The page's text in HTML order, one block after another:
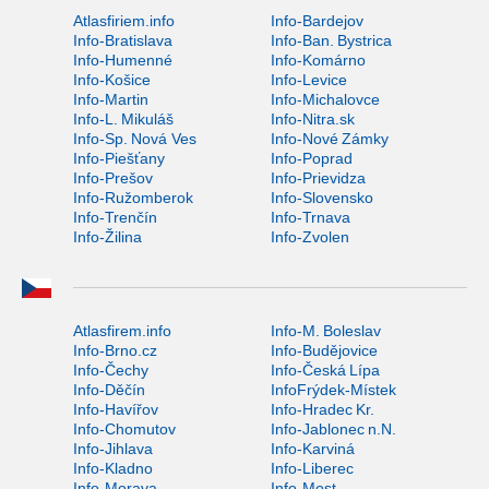
Atlasfiriem.info
Info-Bardejov
Info-Bratislava
Info-Ban. Bystrica
Info-Humenné
Info-Komárno
Info-Košice
Info-Levice
Info-Martin
Info-Michalovce
Info-L. Mikuláš
Info-Nitra.sk
Info-Sp. Nová Ves
Info-Nové Zámky
Info-Piešťany
Info-Poprad
Info-Prešov
Info-Prievidza
Info-Ružomberok
Info-Slovensko
Info-Trenčín
Info-Trnava
Info-Žilina
Info-Zvolen
Atlasfirem.info
Info-M. Boleslav
Info-Brno.cz
Info-Budějovice
Info-Čechy
Info-Česká Lípa
Info-Děčín
InfoFrýdek-Místek
Info-Havířov
Info-Hradec Kr.
Info-Chomutov
Info-Jablonec n.N.
Info-Jihlava
Info-Karviná
Info-Kladno
Info-Liberec